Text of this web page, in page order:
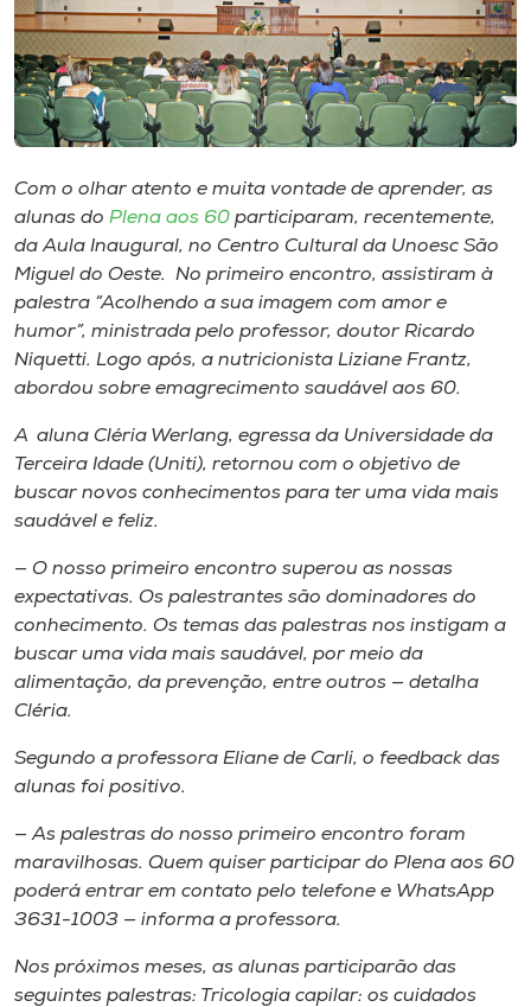
Biblioteca
Editora
Rádio
Museu
Unoesc
Store
Selecione
o idioma
Com o olhar atento e muita vontade de aprender, as
alunas do Plena aos 60 participaram, recentemente,
da Aula Inaugural, no Centro Cultural da Unoesc São
Miguel do Oeste. No primeiro encontro, assistiram à
palestra “Acolhendo a sua imagem com amor e
humor”, ministrada pelo professor, doutor Ricardo
Niquetti. Logo após, a nutricionista Liziane Frantz,
abordou sobre emagrecimento saudável aos 60.
A aluna Cléria Werlang, egressa da Universidade da
Terceira Idade (Uniti), retornou com o objetivo de
buscar novos conhecimentos para ter uma vida mais
saudável e feliz.
— O nosso primeiro encontro superou as nossas
expectativas. Os palestrantes são dominadores do
conhecimento. Os temas das palestras nos instigam a
buscar uma vida mais saudável, por meio da
alimentação, da prevenção, entre outros — detalha
Cléria.
Segundo a professora Eliane de Carli, o feedback das
alunas foi positivo.
— As palestras do nosso primeiro encontro foram
maravilhosas. Quem quiser participar do Plena aos 60
poderá entrar em contato pelo telefone e WhatsApp
3631-1003 — informa a professora.
Nos próximos meses, as alunas participarão das
seguintes palestras: Tricologia capilar: os cuidados